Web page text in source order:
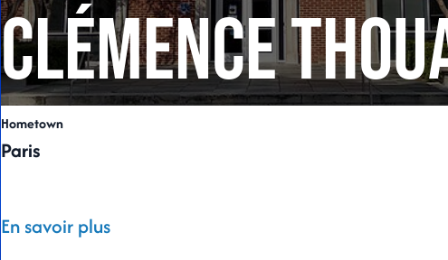
Clémence
Hometown
Paris
En savoir plus